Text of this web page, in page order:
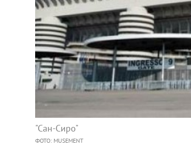
"Сан-Сиро"
ФОТО: MUSEMENT